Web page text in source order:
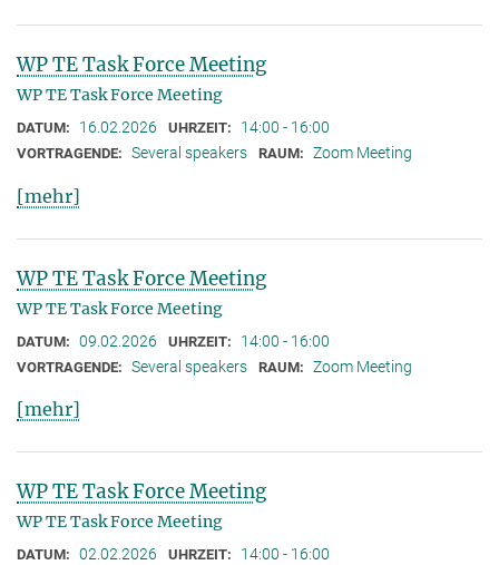
WP TE Task Force Meeting
WP TE Task Force Meeting
DATUM: 16.02.2026 UHRZEIT: 14:00 - 16:00
VORTRAGENDE: Several speakers RAUM: Zoom Meeting
[mehr]
WP TE Task Force Meeting
WP TE Task Force Meeting
DATUM: 09.02.2026 UHRZEIT: 14:00 - 16:00
VORTRAGENDE: Several speakers RAUM: Zoom Meeting
[mehr]
WP TE Task Force Meeting
WP TE Task Force Meeting
DATUM: 02.02.2026 UHRZEIT: 14:00 - 16:00